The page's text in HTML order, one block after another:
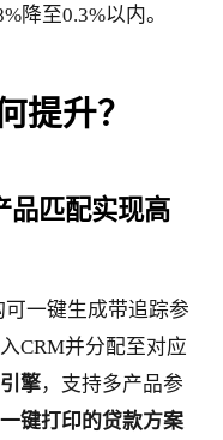
降至0.3%以内。
提升？
品匹配实现高
可一键生成带追踪参
CRM并分配至对应
擎，支持多产品参
键打印的贷款方案